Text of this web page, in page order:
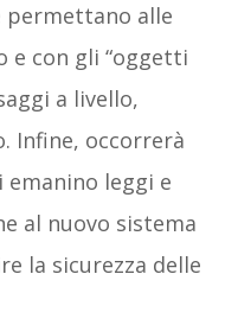
permettano alle
e con gli “oggetti
a livello,
Infine, occorrerà
leggi e
al nuovo sistema
la sicurezza delle